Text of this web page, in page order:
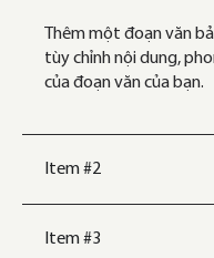
Thêm một đoạn văn
tùy chỉnh nội dung,
của đoạn văn của bạn.
Item #2
Item #3